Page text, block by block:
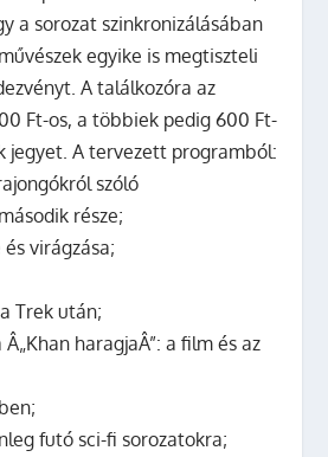
a sorozat szinkronizálásában
egyike is megtiszteli
A találkozóra az
Ft-os, a többiek pedig 600 Ft-
jegyet. A tervezett programból:
szóló
része;
virágzása;
Trek után;
Khan haragjaÂ”: a film és az
futó sci-fi sorozatokra;